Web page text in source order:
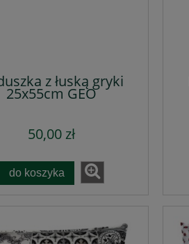
z łuską gryki
25x55cm GEO
50,00 zł
do koszyka